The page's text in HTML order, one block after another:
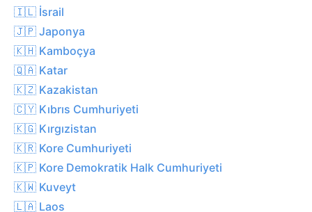
🇮🇱 İsrail
🇯🇵 Japonya
🇰🇭 Kamboçya
🇶🇦 Katar
🇰🇿 Kazakistan
🇨🇾 Kıbrıs Cumhuriyeti
🇰🇬 Kırgızistan
🇰🇷 Kore Cumhuriyeti
🇰🇵 Kore Demokratik Halk Cumhuriyeti
🇰🇼 Kuveyt
🇱🇦 Laos